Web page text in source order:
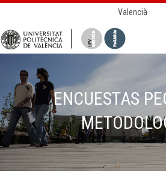
Valencià
ENCUESTAS